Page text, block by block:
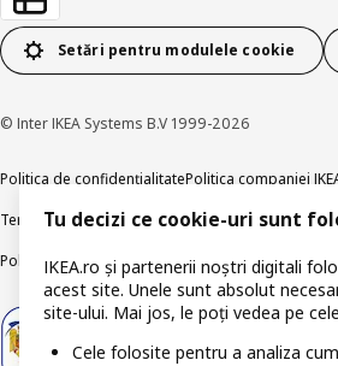
Setări pentru modulele cookie
© Inter IKEA Systems B.V 1999-2026
Politica de confidențialitatePolitica companiei
Termeni și Condiții Informații despre IKEA
Politica de publicare responsabilă
Tu decizi ce cookie-uri sunt
IKEA.ro și partenerii noștri digitali
acest site. Unele sunt absolut
site-ului. Mai jos, le poți vedea pe
Cele folosite pentru a analiza